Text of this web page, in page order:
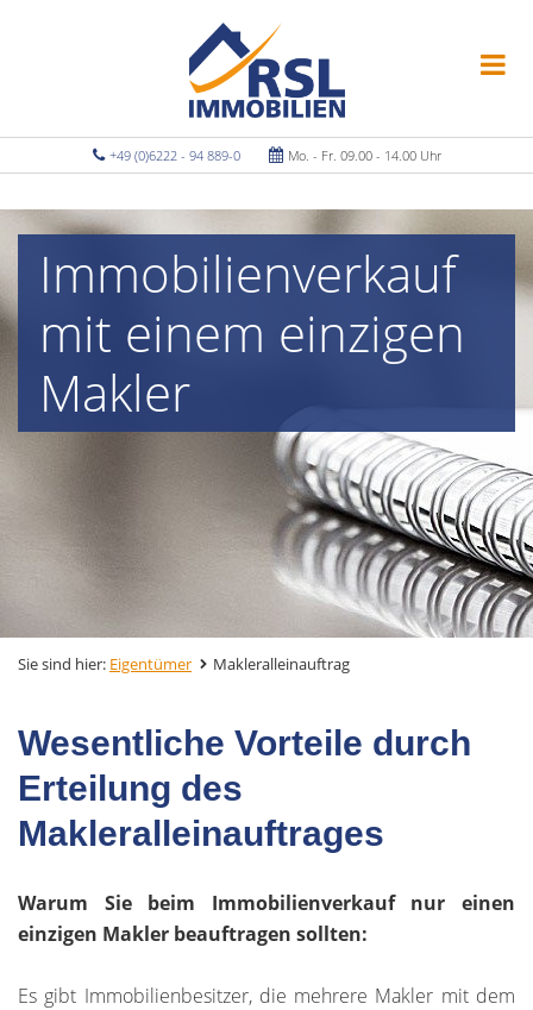
+49 (0)6222 - 94 889-0 Mo. - Fr. 09.00 - 14.00 Uhr
Immobilienverkauf
mit einem einzigen
Makler
Sie sind hier: Eigentümer Makleralleinauftrag
Wesentliche Vorteile durch
Erteilung des
Makleralleinauftrages
Warum Sie beim Immobilienverkauf nur einen
einzigen Makler beauftragen sollten:
Es gibt Immobilienbesitzer, die mehrere Makler mit dem